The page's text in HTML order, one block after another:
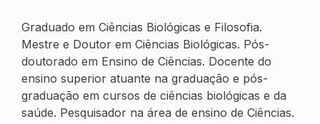
Graduado em Ciências Biológicas e Filosofia.
Mestre e Doutor em Ciências Biológicas. Pós-
doutorado em Ensino de Ciências. Docente do
ensino superior atuante na graduação e pós-
graduação em cursos de ciências biológicas e da
saúde. Pesquisador na área de ensino de Ciências.